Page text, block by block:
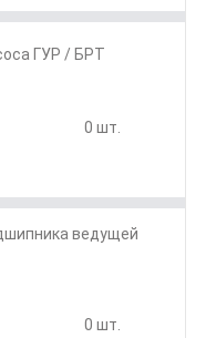
ГУР / БРТ
0 шт.
ведущей
0 шт.